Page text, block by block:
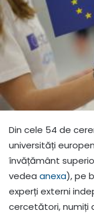
Din cele 54 de
universități
învățământ
vedea anexa), pe
experți externi
cercetători, numiți